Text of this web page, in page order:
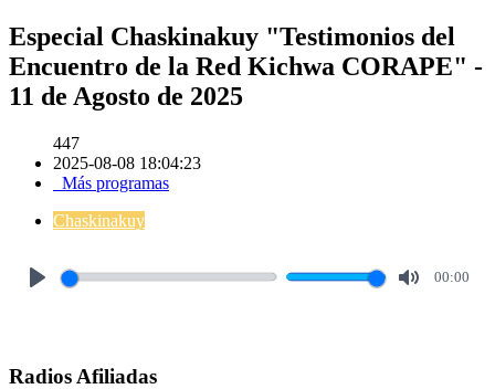
Especial Chaskinakuy "Testimonios del
Encuentro de la Red Kichwa CORAPE" -
11 de Agosto de 2025
447
2025-08-08 18:04:23
Más programas
Chaskinakuy
00:00
Radios Afiliadas